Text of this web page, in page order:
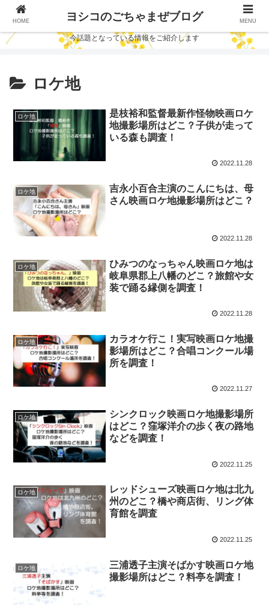
今話題となっている情報をご紹介します
ロケ地
ロケ地
是枝裕和監督最新作怪物映画ロケ
地撮影場所はどこ？子供が走って
いる森も調査！
2022.11.28
ロケ地
吉永小百合主演のこんにちは、母
さん映画ロケ地撮影場所はどこ？
2022.11.28
ロケ地
ひみつのなっちゃん映画ロケ地は
岐阜県郡上八幡のどこ？旅館や女
装で踊る縁側を調査！
2022.11.28
ロケ地
カラオケ行こ！実写映画ロケ地撮
影場所はどこ？合唱コンクール場
所を調査！
2022.11.27
ロケ地
シンクロック映画ロケ地撮影場所
はどこ？窪塚洋介の歩く夜の路地
などを調査！
2022.11.25
ロケ地
レッドシューズ映画ロケ地は北九
州のどこ？橋や商店街、リング体
育館を調査
2022.11.25
ロケ地
三浦透子主演そばかす映画ロケ地
撮影場所はどこ？料亭を調査！
HOME ヨシコのごちゃまぜブログ MENU